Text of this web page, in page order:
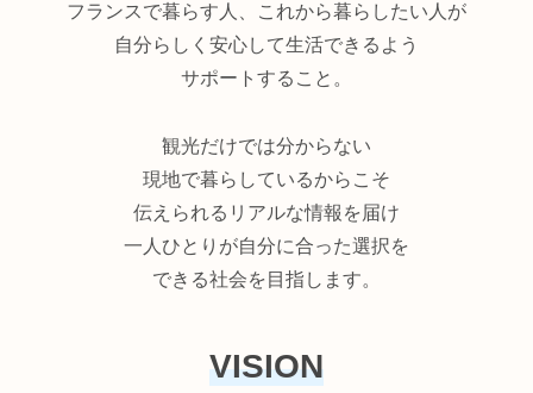
フランスで暮らす人、これから暮らしたい人が
自分らしく安心して生活できるよう
サポートすること。
観光だけでは分からない
現地で暮らしているからこそ
伝えられるリアルな情報を届け
一人ひとりが自分に合った選択を
できる社会を目指します。
VISION